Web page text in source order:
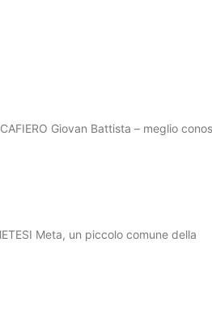
Giovan Battista – meglio
Meta, un piccolo comune della